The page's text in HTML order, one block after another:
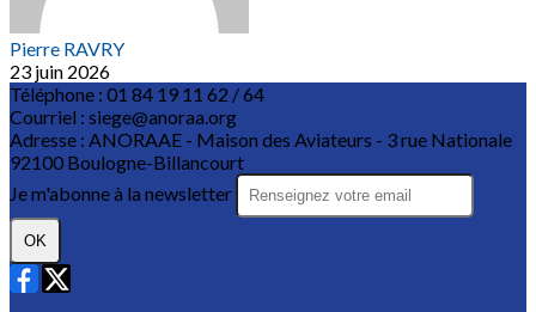
Pierre RAVRY
23 juin 2026
Téléphone : 01 84 19 11 62 / 64
Courriel : siege@anoraa.org
Adresse : ANORAAE - Maison des Aviateurs - 3 rue Nationale
92100 Boulogne-Billancourt
Je m'abonne à la newsletter
OK